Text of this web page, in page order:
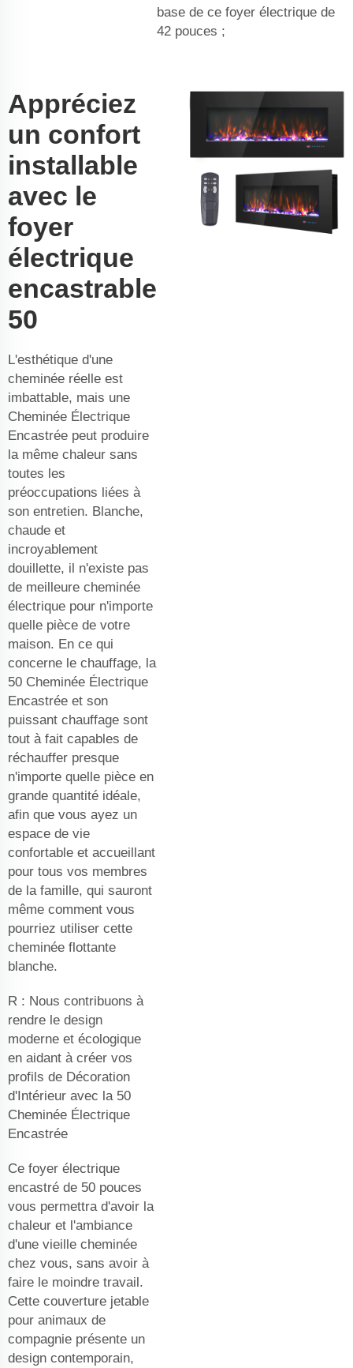
base de ce foyer électrique de
42 pouces ;
Appréciez
un confort
installable
avec le
foyer
électrique
encastrable
50
L'esthétique d'une
cheminée réelle est
imbattable, mais une
Cheminée Électrique
Encastrée peut produire
la même chaleur sans
toutes les
préoccupations liées à
son entretien. Blanche,
chaude et
incroyablement
douillette, il n'existe pas
de meilleure cheminée
électrique pour n'importe
quelle pièce de votre
maison. En ce qui
concerne le chauffage, la
50 Cheminée Électrique
Encastrée et son
puissant chauffage sont
tout à fait capables de
réchauffer presque
n'importe quelle pièce en
grande quantité idéale,
afin que vous ayez un
espace de vie
confortable et accueillant
pour tous vos membres
de la famille, qui sauront
même comment vous
pourriez utiliser cette
cheminée flottante
blanche.
R : Nous contribuons à
rendre le design
moderne et écologique
en aidant à créer vos
profils de Décoration
d'Intérieur avec la 50
Cheminée Électrique
Encastrée
Ce foyer électrique
encastré de 50 pouces
vous permettra d'avoir la
chaleur et l'ambiance
d'une vieille cheminée
chez vous, sans avoir à
faire le moindre travail.
Cette couverture jetable
pour animaux de
compagnie présente un
design contemporain,